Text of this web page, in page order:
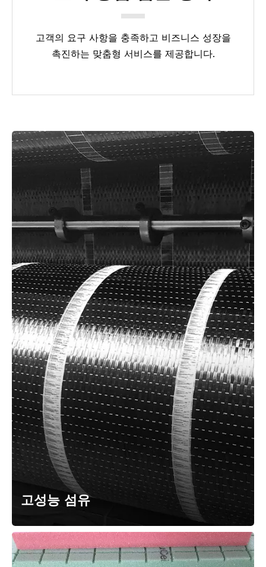
고객의 요구 사항을 충족하고 비즈니스 성장을
촉진하는 맞춤형 서비스를 제공합니다.
고성능 섬유